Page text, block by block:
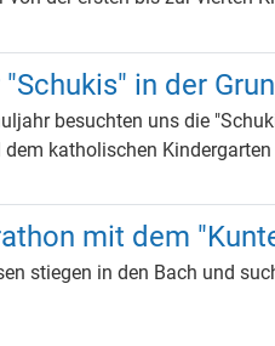
in der
besuchten uns die
dem katholischen
mit dem
stiegen in den Bach und